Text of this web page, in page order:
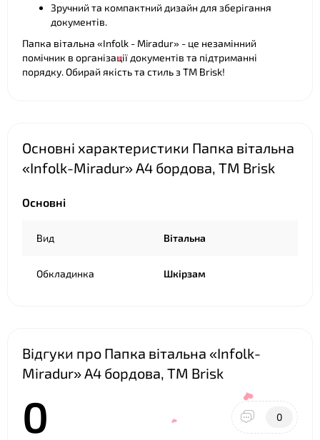
Зручний та компактний дизайн для зберігання
документів.
Папка вітальна «Infolk - Miradur» - це незамінний
помічник в організації документів та підтриманні
порядку. Обирай якість та стиль з ТМ Brisk!
Основні характеристики Папка вітальна
«Infolk-Miradur» А4 бордова, ТМ Brisk
Основні
Вид Вітальна
Обкладинка Шкірзам
Відгуки про Папка вітальна «Infolk-
Miradur» А4 бордова, ТМ Brisk
0 0